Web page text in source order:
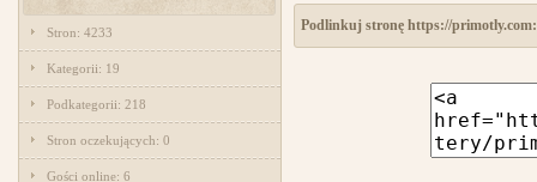
Stron: 4233
Kategorii: 19
Podkategorii: 218
Stron oczekujących: 0
Gości online: 6
Podlinkuj stronę https://primotly.com: